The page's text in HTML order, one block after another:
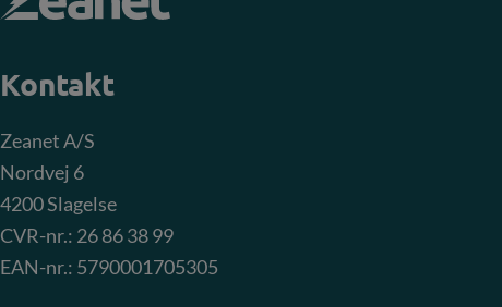
Kontakt
Zeanet A/S
Nordvej 6
4200 Slagelse
CVR-nr.: 26 86 38 99
EAN-nr.: 5790001705305